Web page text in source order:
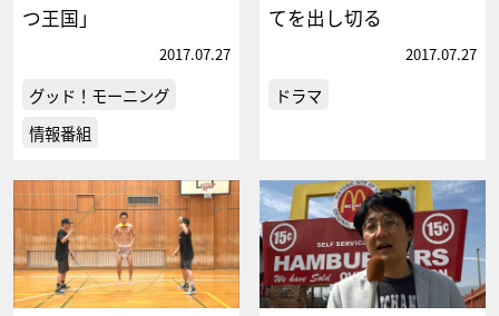
つ王国」
2017.07.27
グッド！モーニング
情報番組
てを出し切る
2017.07.27
ドラマ